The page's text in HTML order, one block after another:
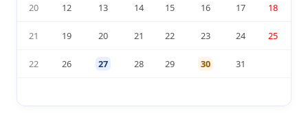
20 12 13 14 15 16 17 18
21 19 20 21 22 23 24 25
22 26 27 28 29 30 31